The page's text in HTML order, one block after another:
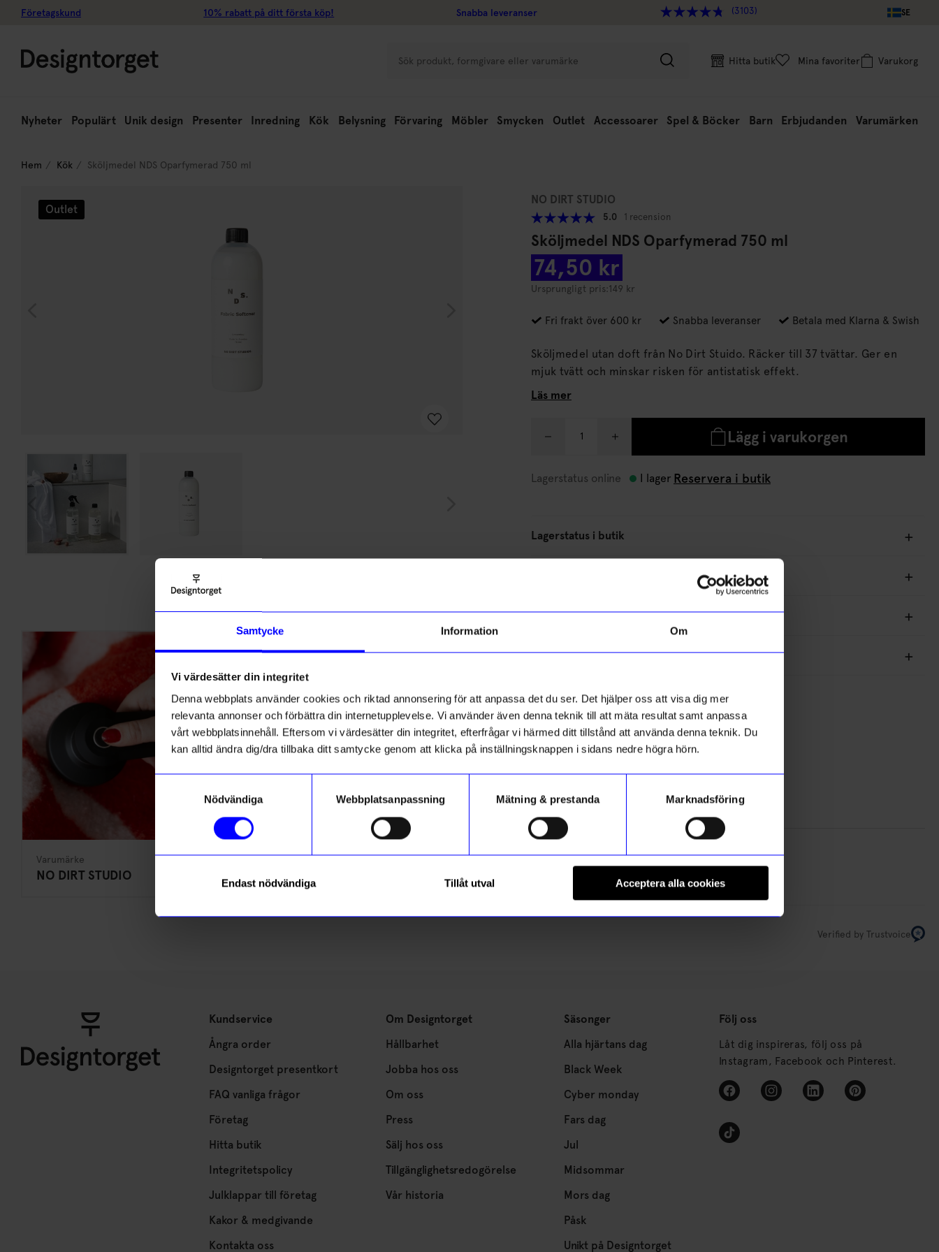
Samtycke Information Om
Vi värdesätter din integritet
Denna webbplats använder cookies och riktad annonsering för att anpassa det du ser. Det hjälper oss att visa dig mer
relevanta annonser och förbättra din internetupplevelse. Vi använder även denna teknik till att mäta resultat samt anpassa
vårt webbplatsinnehåll. Eftersom vi värdesätter din integritet, efterfrågar vi härmed ditt tillstånd att använda denna teknik. Du
kan alltid ändra dig/dra tillbaka ditt samtycke genom att klicka på inställningsknappen i sidans nedre högra hörn.
Nödvändiga
Webbplatsanpassning Mätning & prestanda Marknadsföring
Endast nödvändiga Tillåt utval Acceptera alla cookies
Företagskund 10% rabatt på ditt första köp! Snabba leveranser (3103) SE
Hitta butik Mina favoriter Varukorg
Nyheter Populärt Unik design Presenter Inredning Kök Belysning Förvaring Möbler Smycken Outlet Accessoarer Spel & Böcker Barn Erbjudanden Varumärken
Hem Kök Sköljmedel NDS Oparfymerad 750 ml
Outlet
Varumärke
NO DIRT STUDIO
NO DIRT STUDIO
5.0 1 recension
Sköljmedel NDS Oparfymerad 750 ml
74,50 kr
Ursprungligt pris:149 kr
Fri frakt över 600 kr Snabba leveranser Betala med Klarna & Swish
Sköljmedel utan doft från No Dirt Stuido. Räcker till 37 tvättar. Ger en
mjuk tvätt och minskar risken för antistatisk effekt.
Läs mer
Lägg i varukorgen
Lagerstatus online I lager Reservera i butik
Lagerstatus i butik
Information
Om tillverkaren
5.0 5 ☆
4 ☆
3 ☆
2 ☆
DN
Daniel N • 6 månader sedan
Verified by Trustvoice
Kundservice
Ångra order
Designtorget presentkort
FAQ vanliga frågor
Företag
Hitta butik
Integritetspolicy
Julklappar till företag
Kakor & medgivande
Kontakta oss
Om Designtorget
Hållbarhet
Jobba hos oss
Om oss
Press
Sälj hos oss
Tillgänglighetsredogörelse
Vår historia
Säsonger
Alla hjärtans dag
Black Week
Cyber monday
Fars dag
Jul
Midsommar
Mors dag
Påsk
Unikt på Designtorget
Följ oss
Låt dig inspireras, följ oss på
Instagram, Facebook och Pinterest.